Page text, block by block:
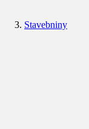
Stavebniny